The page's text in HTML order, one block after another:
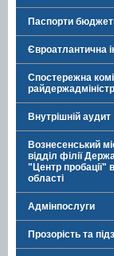
Паспорти
Євроатлантична
Спостережна
Внутрішній аудит
Вознесенський
відділ філії
"Центр пробації"
області
Адмінпослуги
Прозорість та